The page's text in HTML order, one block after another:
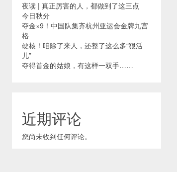
夜读 | 真正厉害的人，都做到了这三点
今日秋分
夺金×9！中国队集齐杭州亚运会金牌九宫
格
硬核！咱除了来人，还整了这么多“狠活
儿”
夺得首金的姑娘，有这样一双手……
近期评论
您尚未收到任何评论。